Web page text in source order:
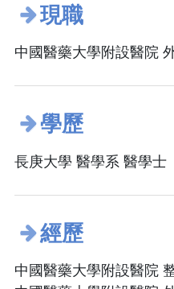
現職
中國醫藥大學附設醫院
學歷
長庚大學 醫學系 醫學士
經歷
中國醫藥大學附設醫院